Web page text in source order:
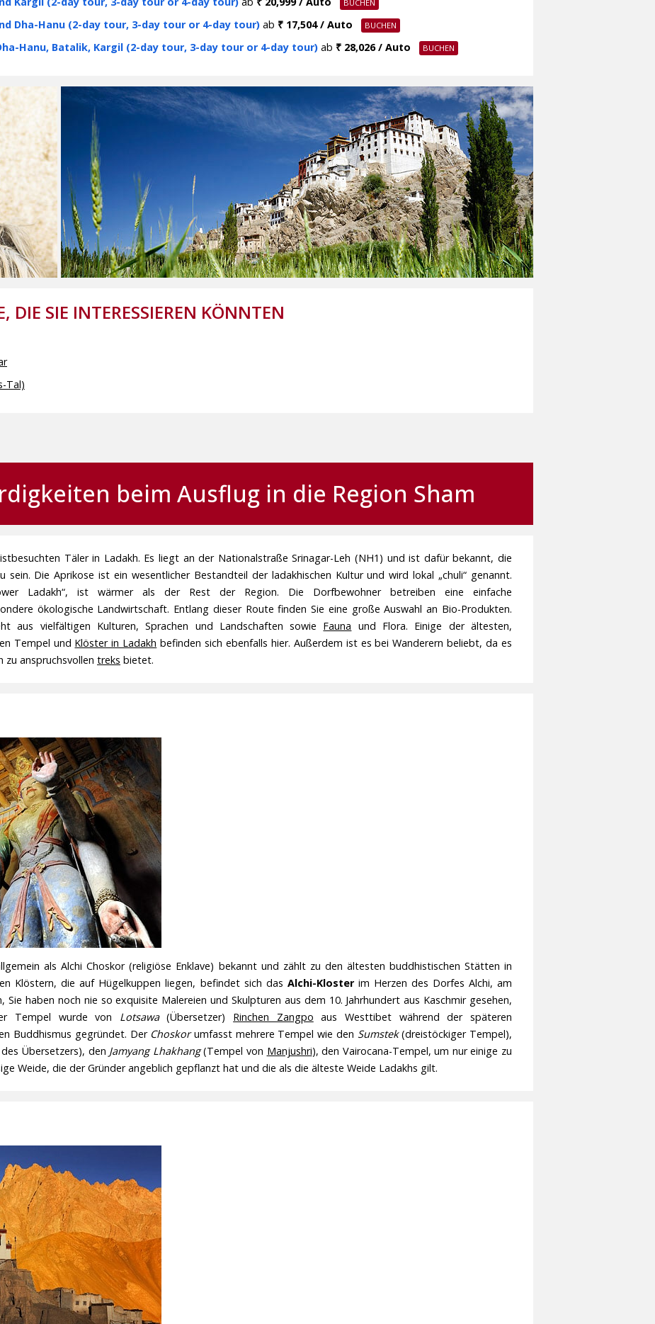
Dha-Hanu (2-day tour, 3-day tour or 4-day tour) ab ₹ 17,504 / Auto
Hanu, Batalik, Kargil (2-day tour, 3-day tour or 4-day tour) ab ₹ 28,026 / Auto
DIE SIE INTERESSIEREN KÖNNTEN
Tal)
beim Ausflug in die Region Sham
Täler in Ladakh. Es liegt an der Nationalstraße Srinagar-Leh (NH1) und ist dafür bekannt, die
sein. Die Aprikose ist ein wesentlicher Bestandteil der ladakhischen Kultur und wird lokal „chuli“ genannt.
Ladakh“, ist wärmer als der Rest der Region. Die Dorfbewohner betreiben eine einfache
ökologische Landwirtschaft. Entlang dieser Route finden Sie eine große Auswahl an Bio-Produkten.
aus vielfältigen Kulturen, Sprachen und Landschaften sowie Fauna und Flora. Einige der ältesten,
Tempel und Klöster in Ladakh befinden sich ebenfalls hier. Außerdem ist es bei Wanderern beliebt, da es
zu anspruchsvollen treks bietet.
als Alchi Choskor (religiöse Enklave) bekannt und zählt zu den ältesten buddhistischen Stätten in
Klöstern, die auf Hügelkuppen liegen, befindet sich das Alchi-Klosterim Herzen des Dorfes Alchi, am
Sie haben noch nie so exquisite Malereien und Skulpturen aus dem 10. Jahrhundert aus Kaschmir gesehen,
Tempel wurde von Lotsawa(Übersetzer) Rinchen Zangpo aus Westtibet während der späteren
Buddhismus gegründet. Der Choskorumfasst mehrere Tempel wie den Sumstek(dreistöckiger Tempel),
Übersetzers), den Jamyang Lhakhang(Tempel von Manjushri), den Vairocana-Tempel, um nur einige zu
Weide, die der Gründer angeblich gepflanzt hat und die als die älteste Weide Ladakhs gilt.